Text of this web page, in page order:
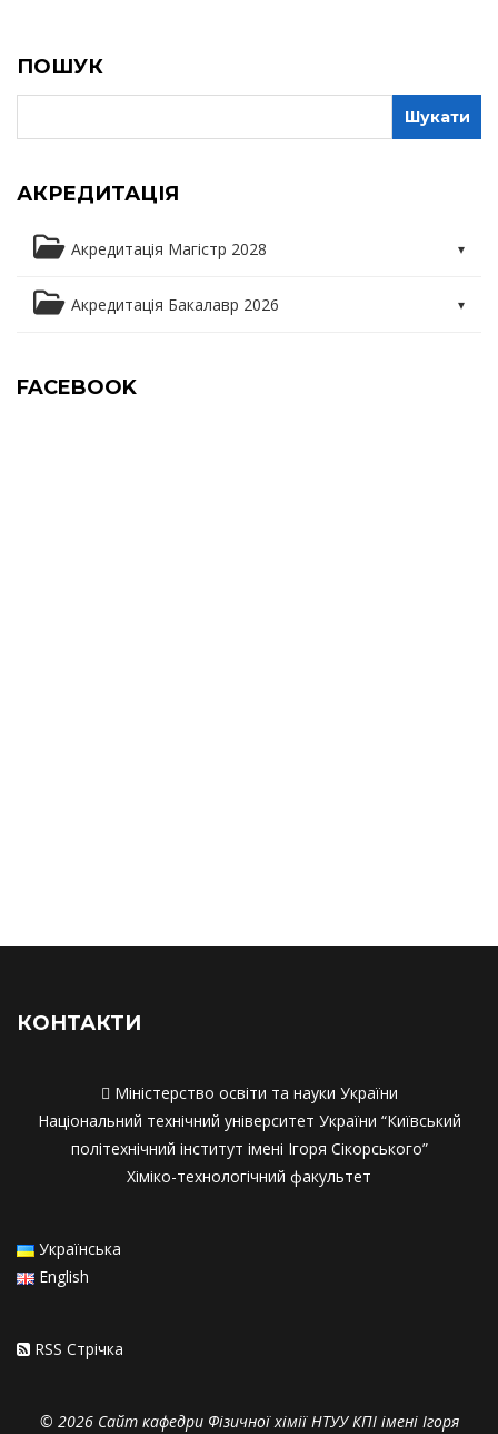
ПОШУК
АКРЕДИТАЦІЯ
Акредитація Магістр 2028
Освітня програма
Акредитація Бакалавр 2026
FACEBOOK
КОНТАКТИ
 Міністерство освіти та науки України
Національний технічний університет України “Київський
політехнічний інститут імені Ігоря Сікорського”
Хіміко-технологічний факультет
Українська
English
RSS Стрiчка
© 2026 Сайт кафедри Фізичної хімії НТУУ КПІ імені Ігоря